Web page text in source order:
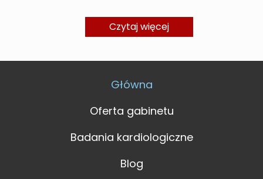
Czytaj więcej
Główna
Oferta gabinetu
Badania kardiologiczne
Blog